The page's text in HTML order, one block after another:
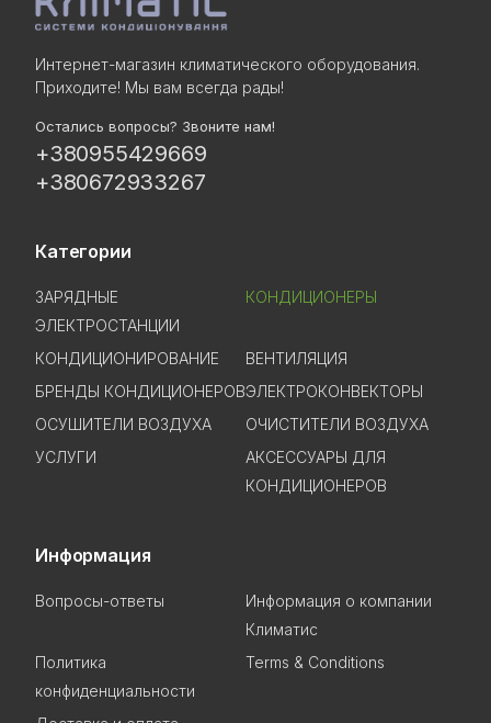
Интернет-магазин климатического оборудования.
Приходите! Мы вам всегда рады!
Остались вопросы? Звоните нам!
+380955429669
+380672933267
Категории
ЗАРЯДНЫЕ
ЭЛЕКТРОСТАНЦИИ
КОНДИЦИОНЕРЫ
КОНДИЦИОНИРОВАНИЕ
ВЕНТИЛЯЦИЯ
БРЕНДЫ КОНДИЦИОНЕРОВЭЛЕКТРОКОНВЕКТОРЫ
ОСУШИТЕЛИ ВОЗДУХА
ОЧИСТИТЕЛИ ВОЗДУХА
УСЛУГИ
АКСЕССУАРЫ ДЛЯ
КОНДИЦИОНЕРОВ
Информация
Вопросы-ответы
Информация о компании
Климатис
Политика
конфиденциальности
Terms & Conditions